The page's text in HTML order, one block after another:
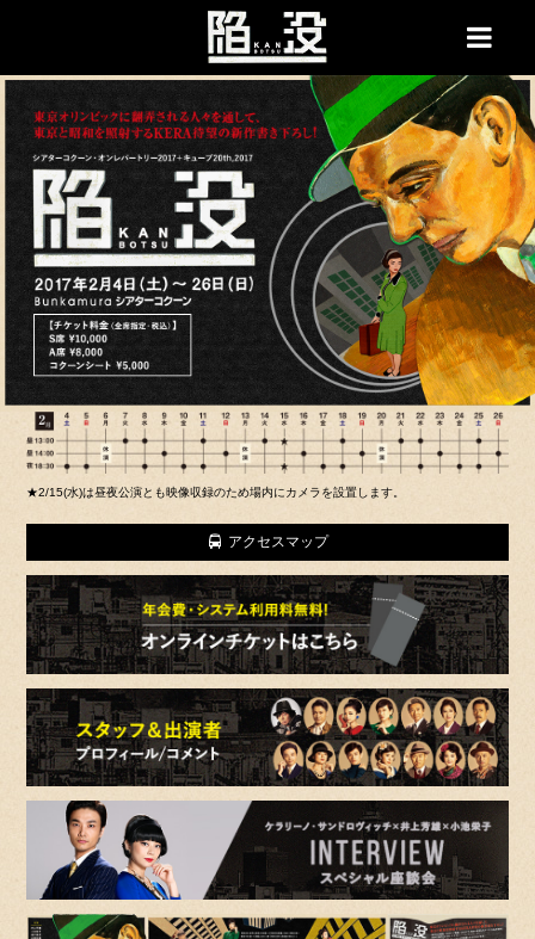
★2/15(水)は昼夜公演とも映像収録のため場内にカメラを設置します。
アクセスマップ